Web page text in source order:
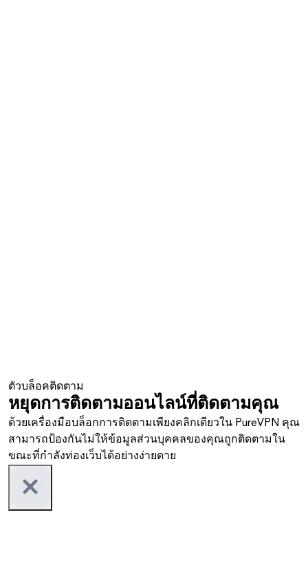
ตัวบล็อคติดตาม
หยุดการติดตามออนไลน์ที่ติดตามคุณ
ด้วยเครื่องมือบล็อกการติดตามเพียงคลิกเดียวใน PureVPN คุณ
สามารถป้องกันไม่ให้ข้อมูลส่วนบุคคลของคุณถูกติดตามใน
ขณะที่กำลังท่องเว็บได้อย่างง่ายดาย